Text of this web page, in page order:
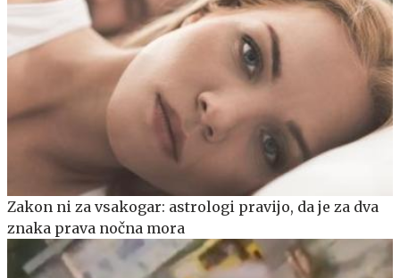
Zakon ni za vsakogar: astrologi pravijo, da je za dva
znaka prava nočna mora